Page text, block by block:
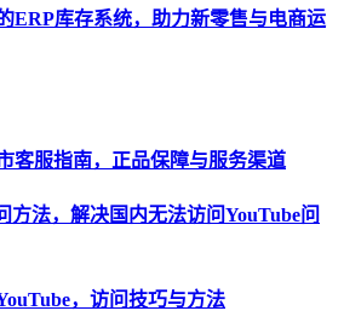
ERP库存系统，助力新零售与电商运
客服指南，正品保障与服务渠道
方法，解决国内无法访问YouTube问
，访问技巧与方法